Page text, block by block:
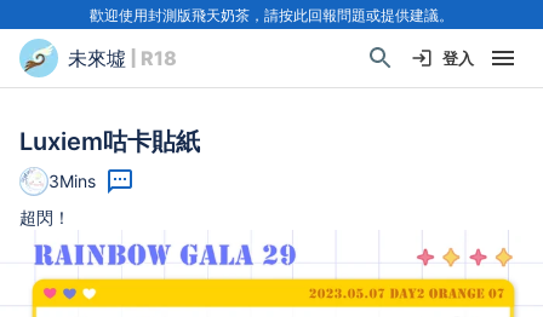
歡迎使用封測版飛天奶茶，請按此回報問題或提供建議。
未來墟 | R18 登入
Luxiem咕卡貼紙
3Mins
超閃！